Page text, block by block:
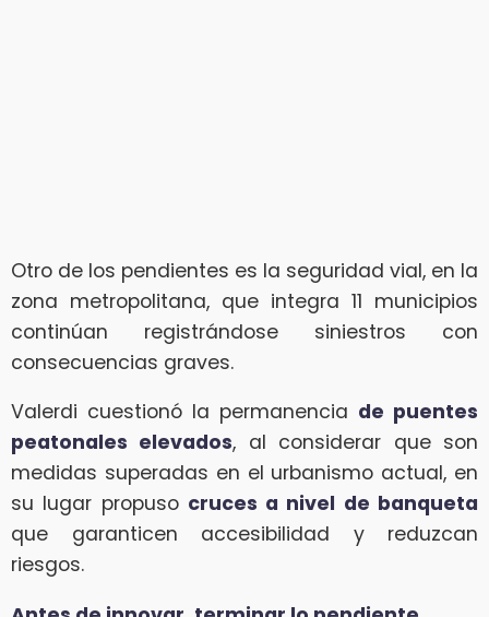
Otro de los pendientes es la seguridad vial, en la
zona metropolitana, que integra 11 municipios
continúan registrándose siniestros con
consecuencias graves.
Valerdi cuestionó la permanencia de puentes
peatonales elevados, al considerar que son
medidas superadas en el urbanismo actual, en
su lugar propuso cruces a nivel de banqueta
que garanticen accesibilidad y reduzcan
riesgos.